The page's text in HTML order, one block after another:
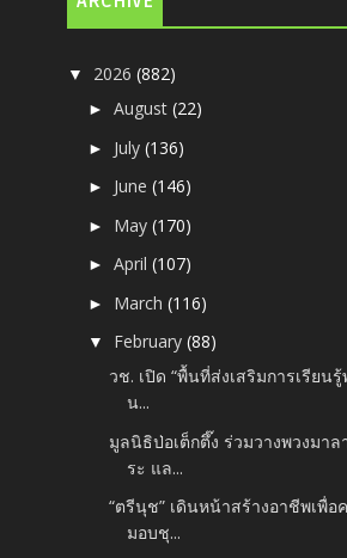
▼ 2026(882)
►August(22)
► July(136)
► June(146)
► May(170)
►April(107)
► March(116)
▼ February(88)
วช. เปิด “พื้นที่ส่งเสริมการเรียน
น...
มูลนิธิป่อเต็กตึ๊ง ร่วมวางพวงมาล
ระ แล...
“ตรีนุช” เดินหน้าสร้างอาชีพเพื่อ
มอบชุ...